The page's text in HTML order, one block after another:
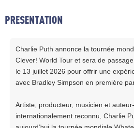
PRESENTATION
Charlie Puth annonce la tournée
Clever! World Tour et sera de
le 13 juillet 2026 pour offrir une
avec Bradley Simpson en première
Artiste, producteur, musicien et
internationalement reconnu, Charlie